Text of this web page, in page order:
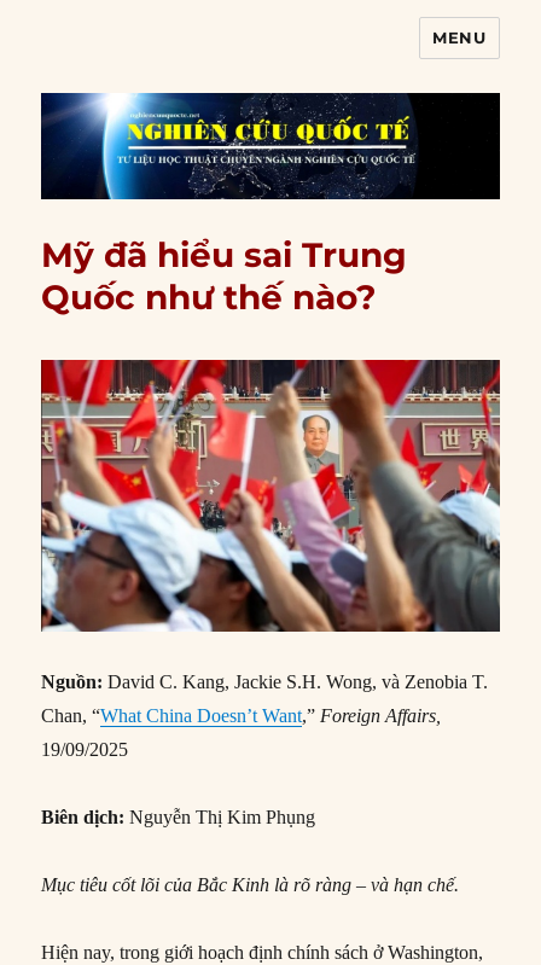
MENU
Mỹ đã hiểu sai Trung
Quốc như thế nào?
Nguồn:David C. Kang, Jackie S.H. Wong, và Zenobia T.
Chan, “What China Doesn’t Want,”Foreign Affairs,
19/09/2025
Biên dịch: Nguyễn Thị Kim Phụng
Mục tiêu cốt lõi của Bắc Kinh là rõ ràng – và hạn chế.
Hiện nay, trong giới hoạch định chính sách ở Washington,